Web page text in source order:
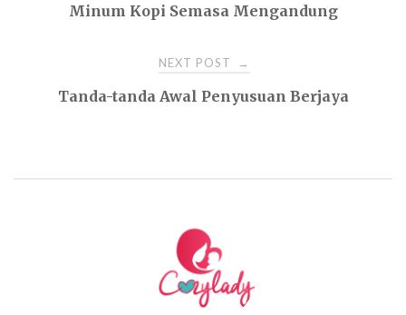
navigation
Minum Kopi Semasa Mengandung
NEXT POST →
Tanda-tanda Awal Penyusuan Berjaya